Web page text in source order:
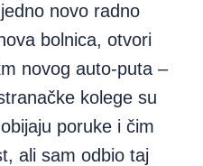
novo radno
bolnica, otvori
novog auto-puta –
kolege su
poruke i čim
ali sam odbio taj